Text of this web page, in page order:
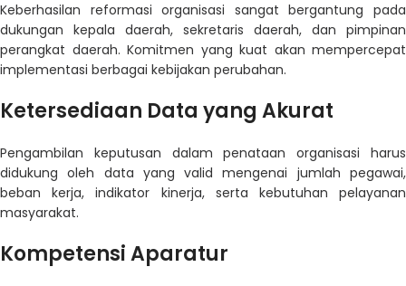
Keberhasilan reformasi organisasi sangat bergantung pada
dukungan kepala daerah, sekretaris daerah, dan pimpinan
perangkat daerah. Komitmen yang kuat akan mempercepat
implementasi berbagai kebijakan perubahan.
Ketersediaan Data yang Akurat
Pengambilan keputusan dalam penataan organisasi harus
didukung oleh data yang valid mengenai jumlah pegawai,
beban kerja, indikator kinerja, serta kebutuhan pelayanan
masyarakat.
Kompetensi Aparatur